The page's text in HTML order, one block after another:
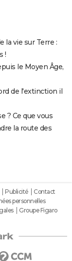
la vie sur Terre :
!
le Moyen Âge,
de l'extinction il
? Ce que vous
la route des
Publicité
Contact
personnelles
Groupe Figaro